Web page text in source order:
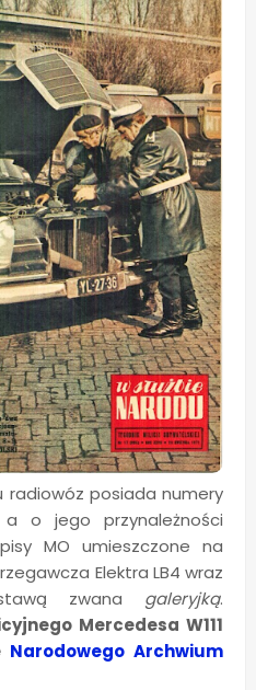
radiowóz posiada numery
a o jego przynależności
MO umieszczone na
Elektra LB4 wraz
zwana galeryjką.
Mercedesa W111
Narodowego Archwium